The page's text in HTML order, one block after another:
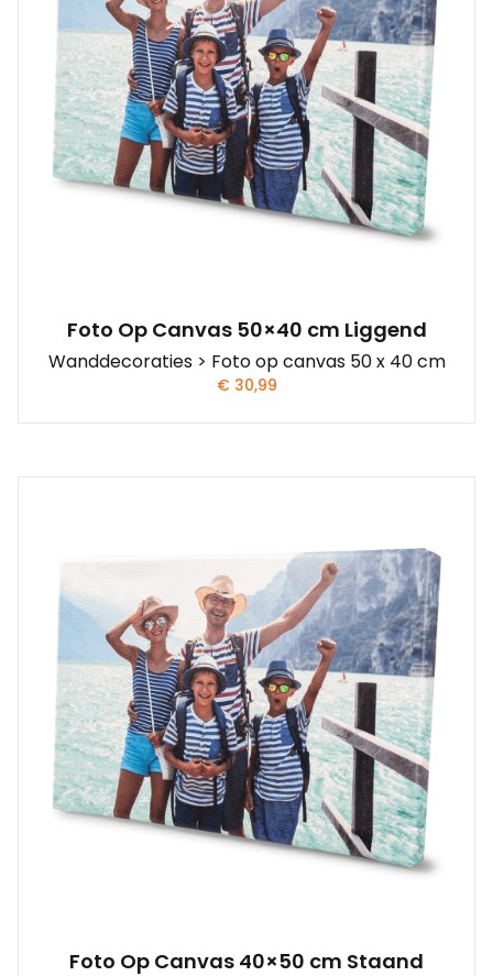
Foto Op Canvas 50×40 cm Liggend
Wanddecoraties > Foto op canvas 50 x 40 cm
€30,99
Foto Op Canvas 40×50 cm Staand